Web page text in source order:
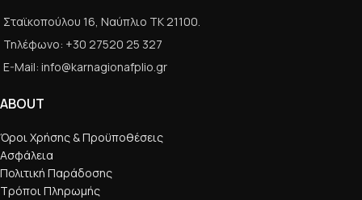
Σταϊκοπούλου 16, Ναύπλιο ΤΚ 21100.
Τηλέφωνο: +30 27520 25 327
E-Mail: info@karnagionafplio.gr
ABOUT
Όροι Χρήσης & Προϋποθέσεις
Ασφάλεια
Πολιτική Παράδοσης
Τρόποι Πληρωμής